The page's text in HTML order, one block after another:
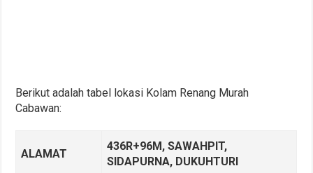
Berikut adalah tabel lokasi Kolam Renang Murah
Cabawan:
ALAMAT
436R+96M, SAWAHPIT,
SIDAPURNA, DUKUHTURI